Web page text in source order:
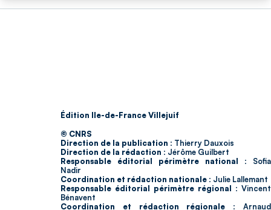
Édition Ile-de-France Villejuif
© CNRS
Direction de la publication : Thierry Dauxois
Direction de la rédaction : Jérôme Guilbert
Responsable éditorial périmètre national : Sofia
Nadir
Coordination et rédaction nationale : Julie Lallemant
Responsable éditorial périmètre régional : Vincent
Bénavent
Coordination et rédaction régionale : Arnaud